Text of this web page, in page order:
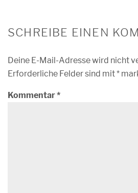
SCHREIBE EINEN
Deine E-Mail-Adresse wird nicht
Erforderliche Felder sind mit*
Kommentar*